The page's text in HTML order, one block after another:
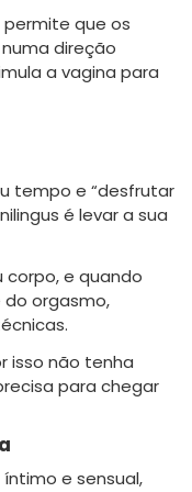
permite que os
direção
a vagina para
tempo e “desfrutar
é levar a sua
e quando
orgasmo,
isso não tenha
para chegar
e sensual,